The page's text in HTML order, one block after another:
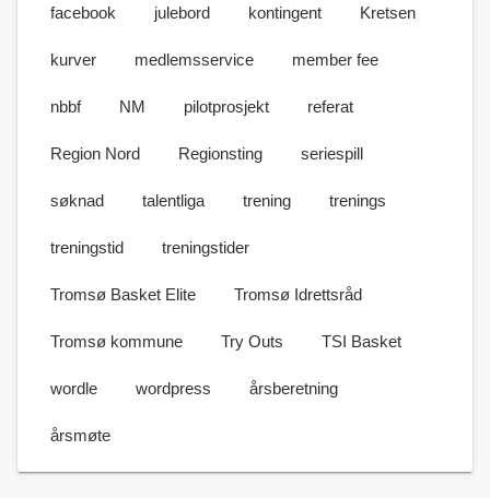
facebook julebord kontingent Kretsen
kurver medlemsservice member fee
nbbf NM pilotprosjekt referat
Region Nord Regionsting seriespill
søknad talentliga trening trenings
treningstid treningstider
Tromsø Basket Elite Tromsø Idrettsråd
Tromsø kommune Try Outs TSI Basket
wordle wordpress årsberetning
årsmøte